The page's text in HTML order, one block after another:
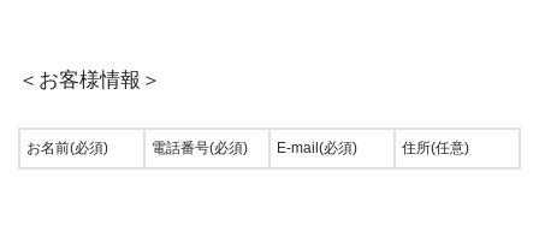
＜お客様情報＞
お名前(必須) 電話番号(必須) E-mail(必須) 住所(任意)